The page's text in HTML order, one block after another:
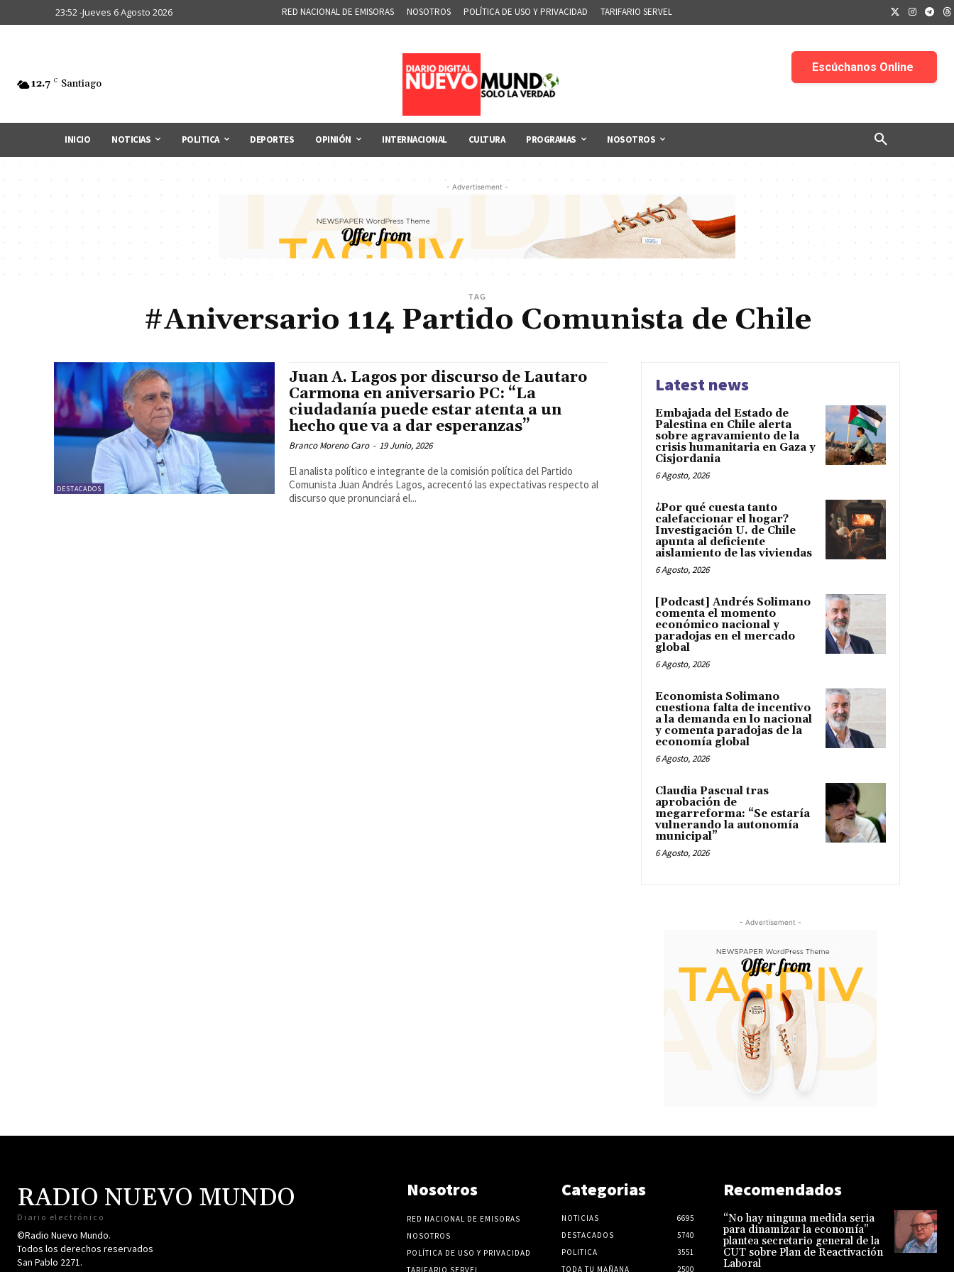
23:52 -Jueves 6 Agosto 2026 RED NACIONAL DE EMISORAS NOSOTROS POLÍTICA DE USO Y PRIVACIDAD TARIFARIO SERVEL
12.7 C Santiago
INICIO NOTICIAS POLITICA DEPORTES OPINIÓN INTERNACIONAL CULTURA PROGRAMAS NOSOTROS
- Advertisement -
TAG
#Aniversario 114 Partido Comunista de Chile
DESTACADOS
Juan A. Lagos por discurso de Lautaro
Carmona en aniversario PC: “La
ciudadanía puede estar atenta a un
hecho que va a dar esperanzas”
Branco Moreno Caro - 19 Junio, 2026
El analista político e integrante de la comisión política del Partido
Comunista Juan Andrés Lagos, acrecentó las expectativas respecto al
discurso que pronunciará el...
Latest news
Embajada del Estado de
Palestina en Chile alerta
sobre agravamiento de la
crisis humanitaria en Gaza y
Cisjordania
6 Agosto, 2026
¿Por qué cuesta tanto
calefaccionar el hogar?
Investigación U. de Chile
apunta al deficiente
aislamiento de las viviendas
6 Agosto, 2026
[Podcast] Andrés Solimano
comenta el momento
económico nacional y
paradojas en el mercado
global
6 Agosto, 2026
Economista Solimano
cuestiona falta de incentivo
a la demanda en lo nacional
y comenta paradojas de la
economía global
6 Agosto, 2026
Claudia Pascual tras
aprobación de
megarreforma: “Se estaría
vulnerando la autonomía
municipal”
6 Agosto, 2026
- Advertisement -
RADIO NUEVO MUNDO
Diario electrónico
©Radio Nuevo Mundo.
Todos los derechos reservados
San Pablo 2271.
Nosotros
RED NACIONAL DE EMISORAS
NOSOTROS
POLÍTICA DE USO Y PRIVACIDAD
TARIFARIO SERVEL
Categorias
NOTICIAS
6695
DESTACADOS
5740
POLITICA
3551
TODA TU MAÑANA
2500
Recomendados
“No hay ninguna medida seria
para dinamizar la economía”
plantea secretario general de la
CUT sobre Plan de Reactivación
Laboral